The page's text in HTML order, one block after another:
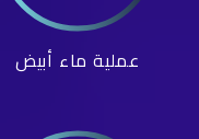
عملية ماء أبيض